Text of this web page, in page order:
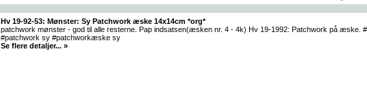
Hv 19-92-53: Mønster: Sy Patchwork æske 14x14cm *org*
patchwork mønster - god til alle resterne. Pap indsatsen(æsken nr. 4 - 4k) Hv 19-1992: Patchwork på æske.
#patchwork sy #patchworkæske sy
Se flere detaljer... »